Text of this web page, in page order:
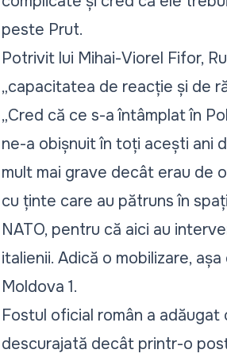
peste Prut.
Potrivit lui Mihai-Viorel Fifor,
„capacitatea de reacție și de
„Cred că ce s-a întâmplat în
ne-a obișnuit în toți acești ani
mult mai grave decât erau de
cu ținte care au pătruns în
NATO, pentru că aici au
italienii. Adică o mobilizare,
Moldova 1.
Fostul oficial român a
descurajată decât printr-o